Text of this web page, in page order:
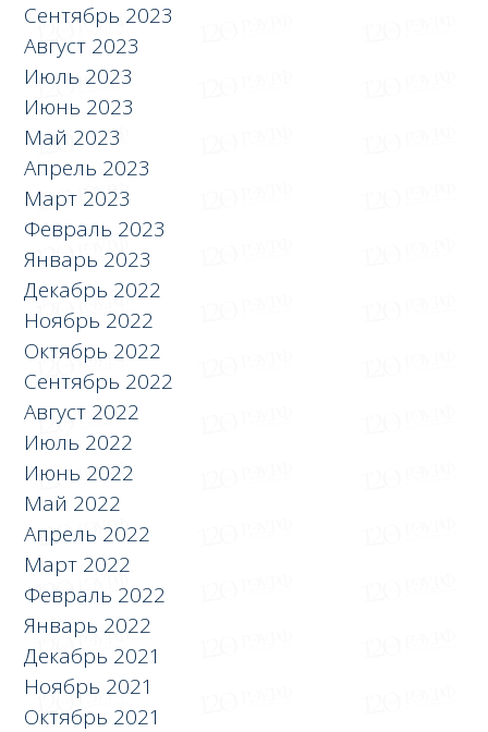
Сентябрь 2023
Август 2023
Июль 2023
Июнь 2023
Май 2023
Апрель 2023
Март 2023
Февраль 2023
Январь 2023
Декабрь 2022
Ноябрь 2022
Октябрь 2022
Сентябрь 2022
Август 2022
Июль 2022
Июнь 2022
Май 2022
Апрель 2022
Март 2022
Февраль 2022
Январь 2022
Декабрь 2021
Ноябрь 2021
Октябрь 2021